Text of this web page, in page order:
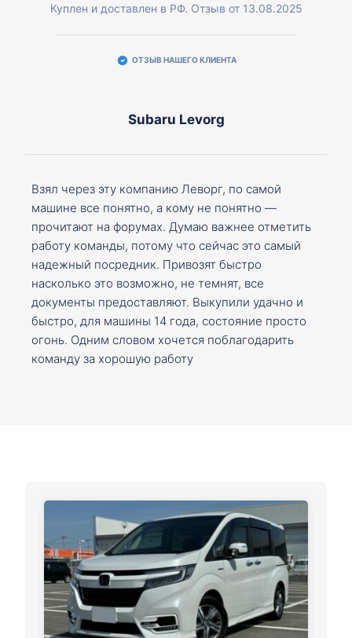
Куплен и доставлен в РФ. Отзыв от 13.08.2025
ОТЗЫВ НАШЕГО КЛИЕНТА
Subaru Levorg
Взял через эту компанию Леворг, по самой
машине все понятно, а кому не понятно —
прочитают на форумах. Думаю важнее отметить
работу команды, потому что сейчас это самый
надежный посредник. Привозят быстро
насколько это возможно, не темнят, все
документы предоставляют. Выкупили удачно и
быстро, для машины 14 года, состояние просто
огонь. Одним словом хочется поблагодарить
команду за хорошую работу